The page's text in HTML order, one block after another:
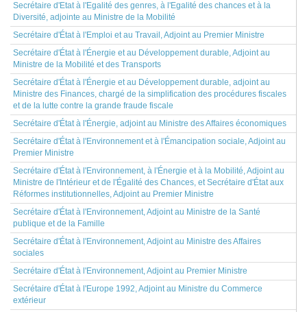
Secrétaire d'Etat à l'Egalité des genres, à l'Egalité des chances et à la
Diversité, adjointe au Ministre de la Mobilité
Secrétaire d'État à l'Emploi et au Travail, Adjoint au Premier Ministre
Secrétaire d'État à l'Énergie et au Développement durable, Adjoint au
Ministre de la Mobilité et des Transports
Secrétaire d'État à l'Énergie et au Développement durable, adjoint au
Ministre des Finances, chargé de la simplification des procédures fiscales
et de la lutte contre la grande fraude fiscale
Secrétaire d'État à l'Énergie, adjoint au Ministre des Affaires économiques
Secrétaire d'État à l'Environnement et à l'Émancipation sociale, Adjoint au
Premier Ministre
Secrétaire d'État à l'Environnement, à l'Énergie et à la Mobilité, Adjoint au
Ministre de l'Intérieur et de l'Égalité des Chances, et Secrétaire d'État aux
Réformes institutionnelles, Adjoint au Premier Ministre
Secrétaire d'État à l'Environnement, Adjoint au Ministre de la Santé
publique et de la Famille
Secrétaire d'État à l'Environnement, Adjoint au Ministre des Affaires
sociales
Secrétaire d'État à l'Environnement, Adjoint au Premier Ministre
Secrétaire d'État à l'Europe 1992, Adjoint au Ministre du Commerce
extérieur